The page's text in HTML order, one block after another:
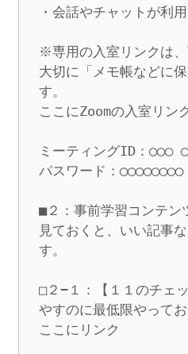
・会話やチャットが利
※専用の入室リンクは、
大切に「メモ帳などに
す。
ここにZoomの入室リン
ミーティングID：◯◯◯
パスワード：◯◯◯◯◯◯◯◯
■２：事前学習コンテン
見ておくと、いい記事
す。
□２−１：【１１のチェ
やすのに最低限やって
ここにリンク